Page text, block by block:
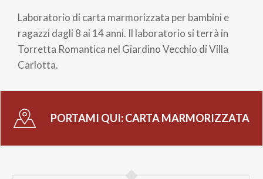
di
pane
Laboratorio di carta marmorizzata per bambini e
ragazzi dagli 8 ai 14 anni. Il laboratorio si terrà in
Torretta Romantica nel Giardino Vecchio di Villa
Carlotta.
PORTAMI QUI:CARTA MARMORIZZATA